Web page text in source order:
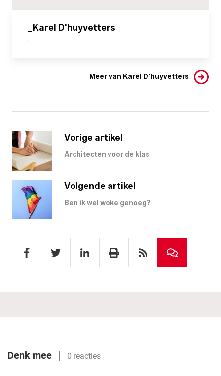
_Karel D'huyvetters
-
Meer van Karel D'huyvetters
Vorige artikel
Architecten voor de klas
Volgende artikel
Ben ik wel woke genoeg?